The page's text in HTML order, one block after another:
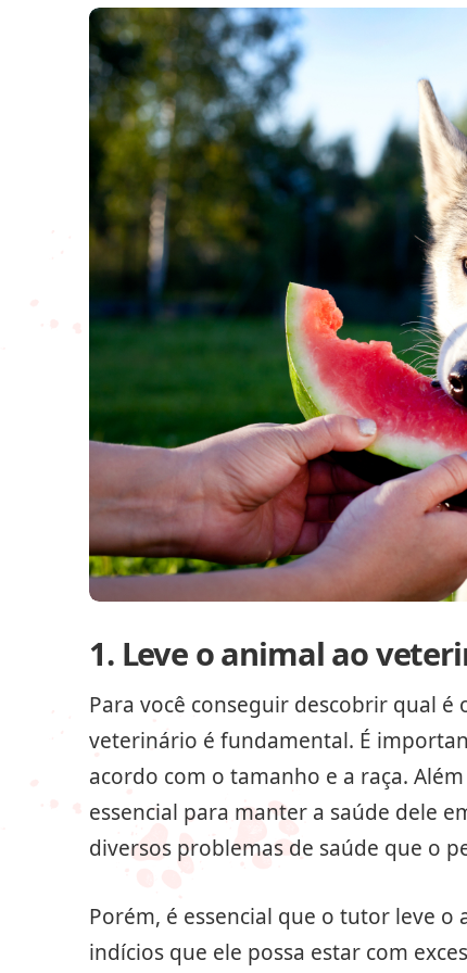
1. Leve o animal ao
Para você conseguir descobrir qual
veterinário é fundamental. É
acordo com o tamanho e a raça.
essencial para manter a saúde dele
diversos problemas de saúde que o
Porém, é essencial que o tutor leve
indícios que ele possa estar com